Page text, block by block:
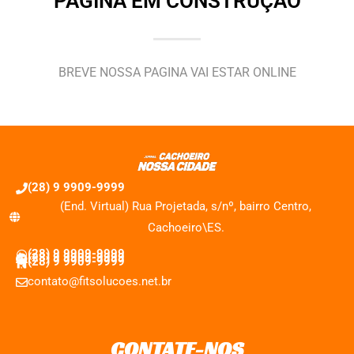
BREVE NOSSA PAGINA VAI ESTAR ONLINE
(28) 9 9909-9999
(End. Virtual) Rua Projetada, s/nº, bairro Centro,
Cachoeiro\ES.
(28) 9 9909-9999
(28) 9 9909-9999
(28) 9 9909-9999
contato@fitsolucoes.net.br